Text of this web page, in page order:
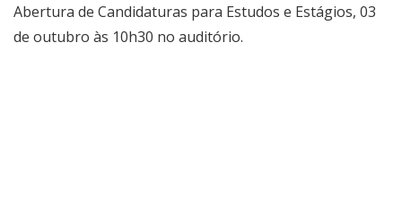
​Abertura de Candidaturas para Estudos e Estágios, 03
de outubro às 10h30 no auditório.